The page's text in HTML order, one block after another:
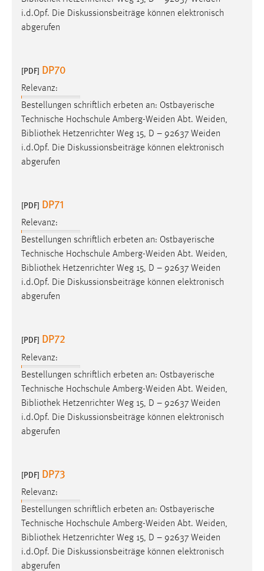
i.d.Opf. Die Diskussionsbeiträge können elektronisch
abgerufen
[PDF] DP70
Relevanz:
Bestellungen schriftlich erbeten an: Ostbayerische
Technische Hochschule Amberg-Weiden Abt. Weiden,
Bibliothek Hetzenrichter Weg 15, D – 92637 Weiden
i.d.Opf. Die Diskussionsbeiträge können elektronisch
abgerufen
[PDF] DP71
Relevanz:
Bestellungen schriftlich erbeten an: Ostbayerische
Technische Hochschule Amberg-Weiden Abt. Weiden,
Bibliothek Hetzenrichter Weg 15, D – 92637 Weiden
i.d.Opf. Die Diskussionsbeiträge können elektronisch
abgerufen
[PDF] DP72
Relevanz:
Bestellungen schriftlich erbeten an: Ostbayerische
Technische Hochschule Amberg-Weiden Abt. Weiden,
Bibliothek Hetzenrichter Weg 15, D – 92637 Weiden
i.d.Opf. Die Diskussionsbeiträge können elektronisch
abgerufen
[PDF] DP73
Relevanz:
Bestellungen schriftlich erbeten an: Ostbayerische
Technische Hochschule Amberg-Weiden Abt. Weiden,
Bibliothek Hetzenrichter Weg 15, D – 92637 Weiden
i.d.Opf. Die Diskussionsbeiträge können elektronisch
abgerufen